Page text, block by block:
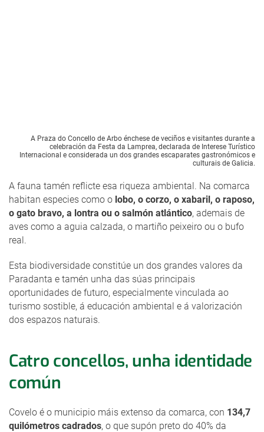
A Praza do Concello de Arbo énchese de veciños e visitantes durante a
celebración da Festa da Lamprea, declarada de Interese Turístico
Internacional e considerada un dos grandes escaparates gastronómicos e
culturais de Galicia.
A fauna tamén reflicte esa riqueza ambiental. Na comarca
habitan especies como o lobo, o corzo, o xabaril, o raposo,
o gato bravo, a lontra ou o salmón atlántico, ademais de
aves como a aguia calzada, o martiño peixeiro ou o bufo
real.
Esta biodiversidade constitúe un dos grandes valores da
Paradanta e tamén unha das súas principais
oportunidades de futuro, especialmente vinculada ao
turismo sostible, á educación ambiental e á valorización
dos espazos naturais.
Catro concellos, unha identidade
común
Covelo é o municipio máis extenso da comarca, con 134,7
quilómetros cadrados, o que supón preto do 40% da